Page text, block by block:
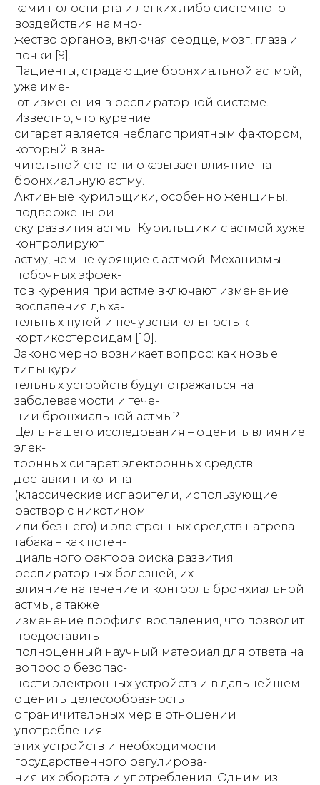
ками полости рта и легких либо системного
воздействия на мно-
жество органов, включая сердце, мозг, глаза и
почки [9].
Пациенты, страдающие бронхиальной астмой,
уже име-
ют изменения в респираторной системе.
Известно, что курение
сигарет является неблагоприятным фактором,
который в зна-
чительной степени оказывает влияние на
бронхиальную астму.
Активные курильщики, особенно женщины,
подвержены ри-
ску развития астмы. Курильщики с астмой хуже
контролируют
астму, чем некурящие с астмой. Механизмы
побочных эффек-
тов курения при астме включают изменение
воспаления дыха-
тельных путей и нечувствительность к
кортикостероидам [10].
Закономерно возникает вопрос: как новые
типы кури-
тельных устройств будут отражаться на
заболеваемости и тече-
нии бронхиальной астмы?
Цель нашего исследования – оценить влияние
элек-
тронных сигарет: электронных средств
доставки никотина
(классические испарители, использующие
раствор с никотином
или без него) и электронных средств нагрева
табака – как потен-
циального фактора риска развития
респираторных болезней, их
влияние на течение и контроль бронхиальной
астмы, а также
изменение профиля воспаления, что позволит
предоставить
полноценный научный материал для ответа на
вопрос о безопас-
ности электронных устройств и в дальнейшем
оценить целесообразность
ограничительных мер в отношении
употребления
этих устройств и необходимости
государственного регулирова-
ния их оборота и употребления. Одним из